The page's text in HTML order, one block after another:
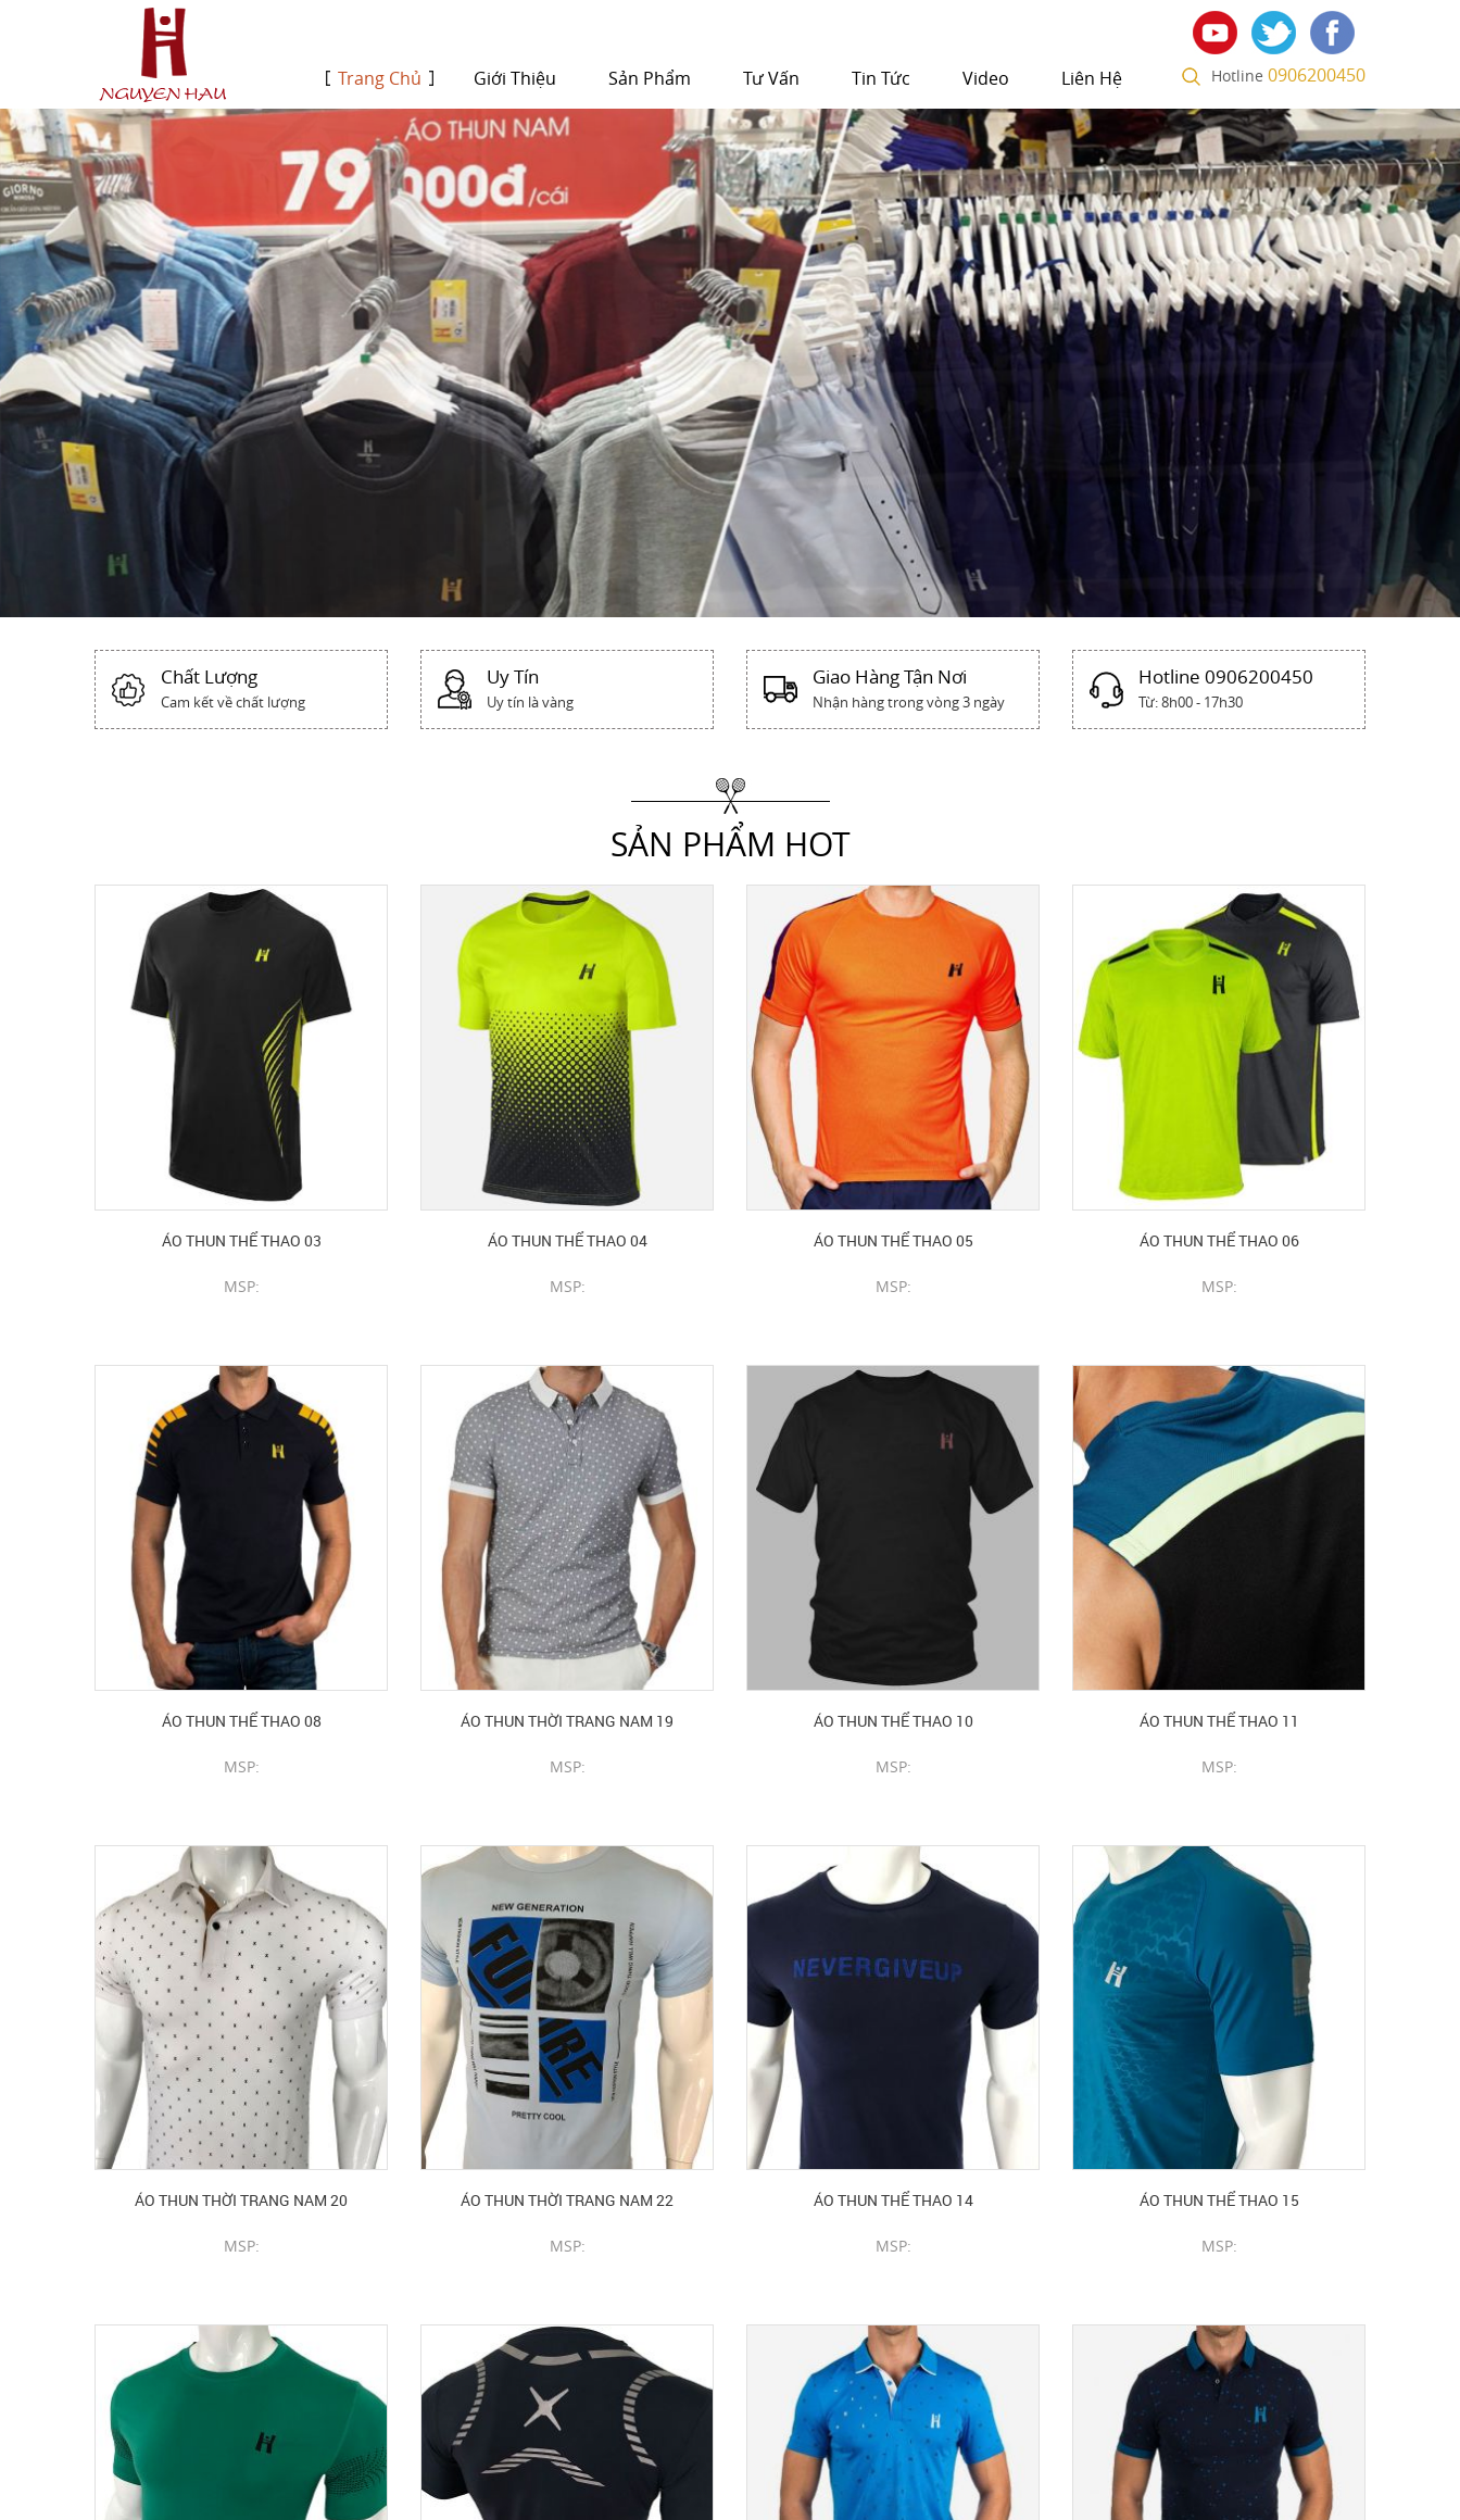
Trang Chủ Giới Thiệu Sản Phẩm Tư Vấn Tin Tức Video Liên Hệ Hotline 0906200450
Chất Lượng
Cam kết về chất lượng
Uy Tín
Uy tín là vàng
Giao Hàng Tận Nơi
Nhận hàng trong vòng 3 ngày
Hotline 0906200450
Từ: 8h00 - 17h30
SẢN PHẨM HOT
ÁO THUN THỂ THAO 03
MSP:
ÁO THUN THỂ THAO 04
MSP:
ÁO THUN THỂ THAO 05
MSP:
ÁO THUN THỂ THAO 06
MSP:
ÁO THUN THỂ THAO 08
MSP:
ÁO THUN THỜI TRANG NAM 19
MSP:
ÁO THUN THỂ THAO 10
MSP:
ÁO THUN THỂ THAO 11
MSP:
ÁO THUN THỜI TRANG NAM 20
MSP:
ÁO THUN THỜI TRANG NAM 22
MSP:
ÁO THUN THỂ THAO 14
MSP:
ÁO THUN THỂ THAO 15
MSP: